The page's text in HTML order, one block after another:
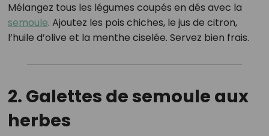
Mélangez tous les légumes coupés en dés avec la
semoule. Ajoutez les pois chiches, le jus de citron,
l’huile d’olive et la menthe ciselée. Servez bien frais.
2. Galettes de semoule aux
herbes